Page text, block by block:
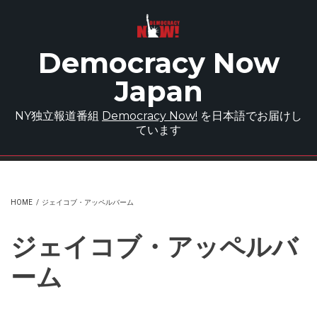
Democracy Now
Japan
NY独立報道番組 Democracy Now! を日本語でお届けし
ています
HOME / ジェイコブ・アッペルバーム
ジェイコブ・アッペルバ
ーム